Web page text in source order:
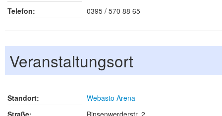
Telefon:
0395 / 570 88 65
Veranstaltungsort
Standort:
Webasto Arena